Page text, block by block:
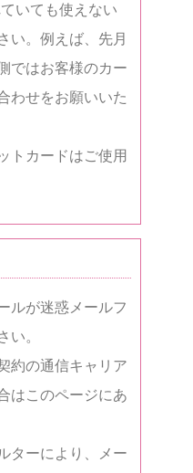
いても使えない
い。例えば、先月
ではお客様のカー
わせをお願いいた
トカードはご使用
ルが迷惑メールフ
い。
約の通信キャリア
はこのページにあ
ターにより、メー